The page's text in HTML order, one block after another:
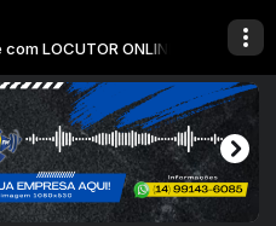
ONLINE